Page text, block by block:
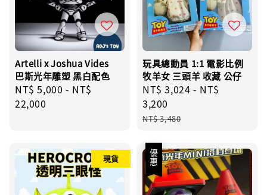
Artelli x Joshua Vides
巴斯光年雕塑 黑白配色
Regular
price
NT$ 5,000 - NT$
22,000
玩具總動員 1:1 電影比例
牧羊女 三頭羊 收藏 公仔
Sale
price
NT$ 3,024 - NT$
3,200
Regular
NT$ 3,480
現貨 優惠